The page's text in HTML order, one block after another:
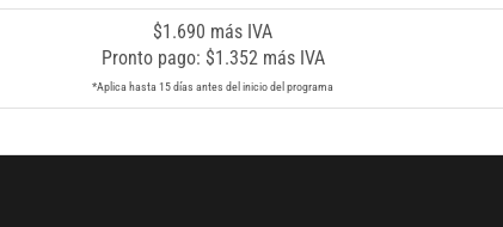
$1.690 más IVA
Pronto pago: $1.352 más IVA
*Aplica hasta 15 días antes del inicio del programa